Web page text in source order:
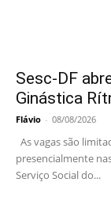
Sesc-DF
Ginástica
Flávio - 08/08/2026
As vagas são
presencialmente
Serviço Social do...